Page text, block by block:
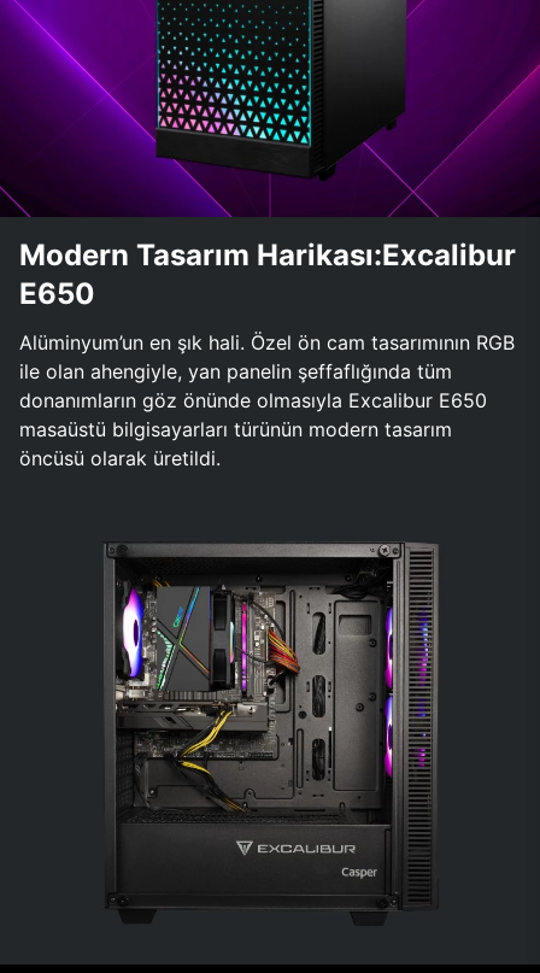
Modern Tasarım Harikası:Excalibur
E650
Alüminyum’un en şık hali. Özel ön cam tasarımının RGB
ile olan ahengiyle, yan panelin şeffaflığında tüm
donanımların göz önünde olmasıyla Excalibur E650
masaüstü bilgisayarları türünün modern tasarım
öncüsü olarak üretildi.